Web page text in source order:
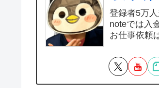
登録者5万
noteでは入
お仕事依頼